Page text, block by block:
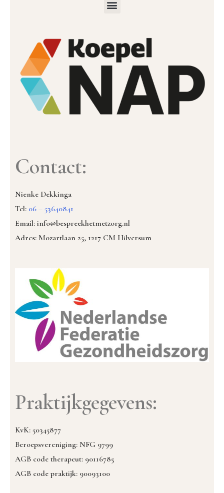
Contact:
Nienke Dekkinga
Tel: 06 – 53640841
Email: info@bespreekhetmetzorg.nl
Adres: Mozartlaan 25, 1217 CM Hilversum
Praktijkgegevens:
KvK: 50345877
Beroepsvereniging: NFG 9799
AGB code therapeut: 90116785
AGB code praktijk: 90093100